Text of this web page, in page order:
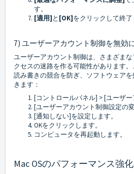
す。
[適用]と [OK]をクリックして終了
7) ユーザーアカウント制御を無効
ユーザーアカウント制御は、さまざま
クセスの迷路を作る可能性があります。
読み書きの競合を防ぎ、ソフトウェア
きます：
[コントロールパネル] > [ユーザー
[ユーザーアカウント制御設定の
[通知しない]を設定します。
OKをクリックします。
コンピュータを再起動します。
Mac OSのパフォーマンス強化